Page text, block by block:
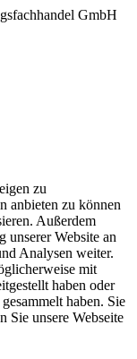
GmbH
zu
anbieten zu können
Außerdem
unserer Website an
Analysen weiter.
mit
haben oder
haben. Sie
Sie unsere Webseite